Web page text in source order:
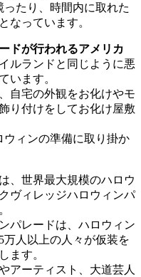
たり、時間内に取れた
なっています。
ドが行われるアメリカ
ルランドと同じように悪
います。
自宅の外観をお化けやモ
り付けをしてお化け屋敷
ィンの準備に取り掛か
、世界最大規模のハロウ
ヴィレッジハロウィンパ
パレードは、ハロウィン
人以上の人々が仮装を
ます。
アーティスト、大道芸人